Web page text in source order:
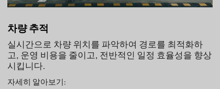
차량 추적
실시간으로 차량 위치를 파악하여 경로를 최적화하
고, 운영 비용을 줄이고, 전반적인 일정 효율성을 향상
시킵니다.
자세히 알아보기: